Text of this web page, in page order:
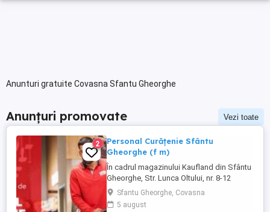
Anunturi gratuite Covasna Sfantu Gheorghe
Anunțuri promovate Vezi toate
2
Personal Curățenie Sfântu
Gheorghe (f m)
În cadrul magazinului Kaufland din Sfântu
Gheorghe, Str. Lunca Oltului, nr. 8-12
Pentru detalii sau pentru a aplica, sună la
021 91 32 sau depune-ți CV-ul online pe
Sfantu Gheorghe, Covasna
5 august